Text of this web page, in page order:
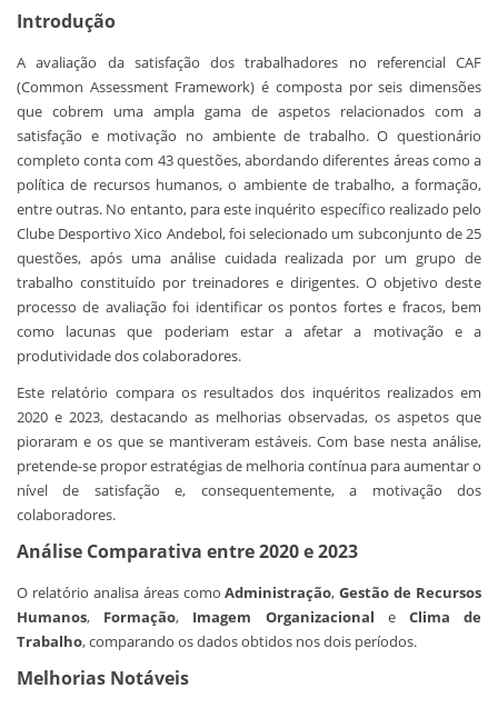
Introdução
A avaliação da satisfação dos trabalhadores no referencial CAF
(Common Assessment Framework) é composta por seis dimensões
que cobrem uma ampla gama de aspetos relacionados com a
satisfação e motivação no ambiente de trabalho. O questionário
completo conta com 43 questões, abordando diferentes áreas como a
política de recursos humanos, o ambiente de trabalho, a formação,
entre outras. No entanto, para este inquérito específico realizado pelo
Clube Desportivo Xico Andebol, foi selecionado um subconjunto de 25
questões, após uma análise cuidada realizada por um grupo de
trabalho constituído por treinadores e dirigentes. O objetivo deste
processo de avaliação foi identificar os pontos fortes e fracos, bem
como lacunas que poderiam estar a afetar a motivação e a
produtividade dos colaboradores.
Este relatório compara os resultados dos inquéritos realizados em
2020 e 2023, destacando as melhorias observadas, os aspetos que
pioraram e os que se mantiveram estáveis. Com base nesta análise,
pretende-se propor estratégias de melhoria contínua para aumentar o
nível de satisfação e, consequentemente, a motivação dos
colaboradores.
Análise Comparativa entre 2020 e 2023
O relatório analisa áreas comoAdministração,Gestão de Recursos
Humanos, Formação, Imagem Organizacional e Clima de
Trabalho, comparando os dados obtidos nos dois períodos.
Melhorias Notáveis